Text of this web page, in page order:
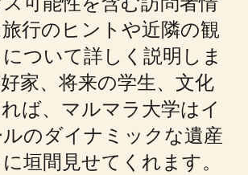
行のヒントや近隣の観
ついて詳しく説明しま
家、将来の学生、文化
ば、マルマラ大学はイ
のダイナミックな遺産
垣間見せてくれます。